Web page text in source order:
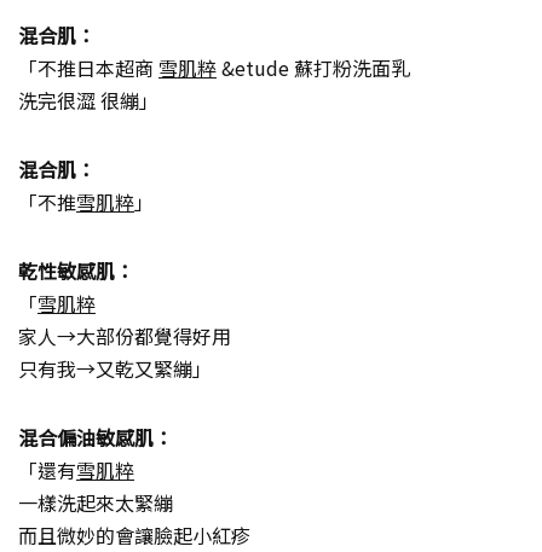
混合肌：
「不推日本超商 雪肌粹&etude 蘇打粉洗面乳
洗完很澀 很繃」
混合肌：
「不推雪肌粹」
乾性敏感肌：
「雪肌粹
家人→大部份都覺得好用
只有我→又乾又緊繃」
混合偏油敏感肌：
「還有雪肌粹
一樣洗起來太緊繃
而且微妙的會讓臉起小紅疹